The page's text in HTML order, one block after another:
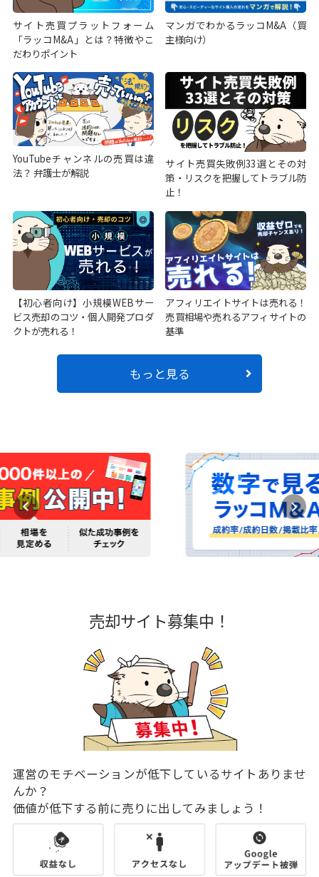
サイト売買プラットフォーム
「ラッコM&A」とは？特徴やこ
だわりポイント
マンガでわかるラッコM&A（買
主様向け）
YouTubeチャンネルの売買は違
法？ 弁護士が解説
サイト売買失敗例33選とその対
策・リスクを把握してトラブル防
止！
【初心者向け】小規模WEBサー
ビス売却のコツ・個人開発プロダ
クトが売れる！
アフィリエイトサイトは売れる！
売買相場や売れるアフィサイトの
基準
もっと見る
売却サイト募集中！
運営のモチベーションが低下しているサイトありませ
んか？
価値が低下する前に売りに出してみましょう！